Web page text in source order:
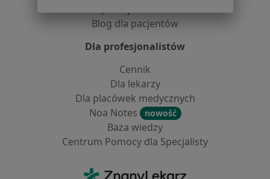
Blog dla pacjentów
Dla profesjonalistów
Cennik
Dla lekarzy
Dla placówek medycznych
Noa Notes
nowość
Baza wiedzy
Centrum Pomocy dla Specjalisty
ZnanyLekarz - Strona główna